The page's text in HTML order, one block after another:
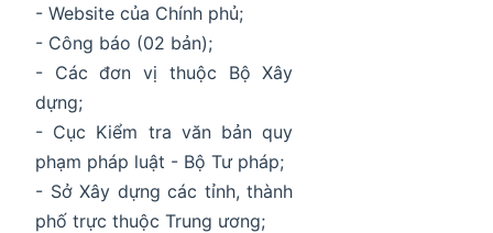
- Website của Chính phủ;
- Công báo (02 bản);
- Các đơn vị thuộc Bộ Xây
dựng;
- Cục Kiểm tra văn bản quy
phạm pháp luật - Bộ Tư pháp;
- Sở Xây dựng các tỉnh, thành
phố trực thuộc Trung ương;